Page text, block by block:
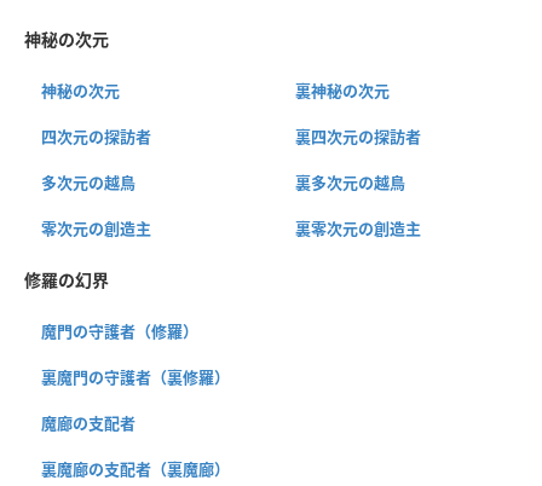
神秘の次元
神秘の次元 裏神秘の次元
四次元の探訪者 裏四次元の探訪者
多次元の越鳥 裏多次元の越鳥
零次元の創造主 裏零次元の創造主
修羅の幻界
魔門の守護者（修羅）
裏魔門の守護者（裏修羅）
魔廊の支配者
裏魔廊の支配者（裏魔廊）